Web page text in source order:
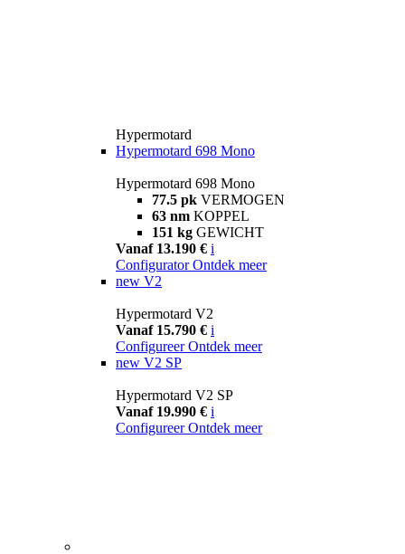
Hypermotard
Hypermotard 698 Mono
Hypermotard 698 Mono
77.5 pk VERMOGEN
63 nm KOPPEL
151 kg GEWICHT
Vanaf 13.190 € i
Configurator Ontdek meer
new V2
Hypermotard V2
Vanaf 15.790 € i
Configureer Ontdek meer
new V2 SP
Hypermotard V2 SP
Vanaf 19.990 € i
Configureer Ontdek meer